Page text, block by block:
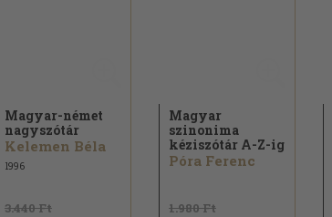
Magyar-német
nagyszótár
Kelemen Béla
1996
3.440 Ft
Magyar
szinonima
kéziszótár A-Z-ig
Póra Ferenc
1.980 Ft